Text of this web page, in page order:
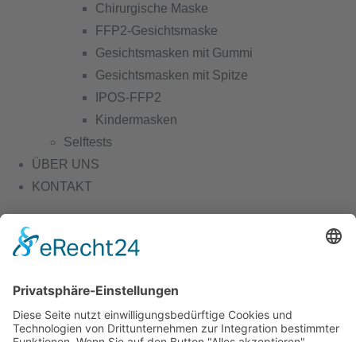
Chirurgische Maske
FFP2-Gesichtsmaske
Gesichtsmasken mit Gummi
Gesichtsmasken mit Spitze
IPOS-FFP2
Kindermasken
Selftests
ÜBER UNS
KONTAKT
No products in the cart.
Home Passwort Zurücksetzen